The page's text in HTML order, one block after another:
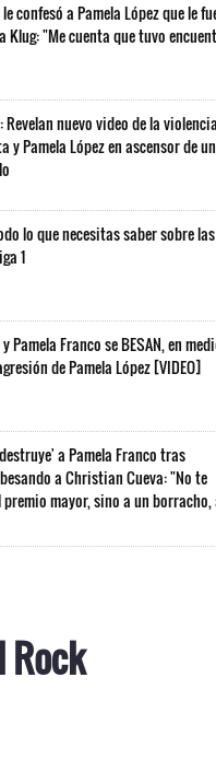
confesó a Pamela López que le
Klug: "Me cuenta que tuvo
nuevo video de la
y Pamela López en ascensor de un
lo que necesitas saber sobre las
1
Pamela Franco se BESAN, en
de Pamela López [VIDEO]
a Pamela Franco tras
a Christian Cueva: "No te
mayor, sino a un borracho,